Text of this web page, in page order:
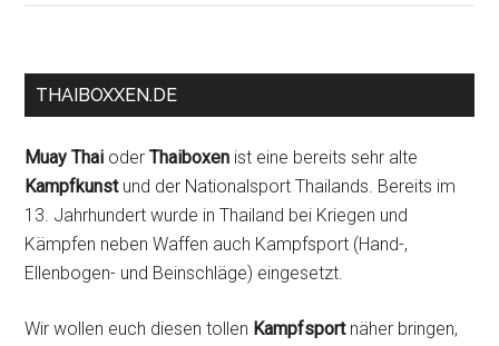
THAIBOXXEN.DE
Muay Thai oderThaiboxen ist eine bereits sehr alte
Kampfkunstund der Nationalsport Thailands. Bereits im
13. Jahrhundert wurde in Thailand bei Kriegen und
Kämpfen neben Waffen auch Kampfsport (Hand-,
Ellenbogen- und Beinschläge) eingesetzt.
Wir wollen euch diesen tollen Kampfsportnäher bringen,